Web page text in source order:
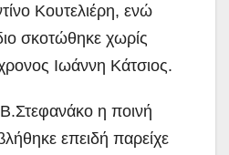
Κουτελιέρη, ενώ
σκοτώθηκε χωρίς
Ιωάννη Κάτσιος.
η ποινή
επειδή παρείχε